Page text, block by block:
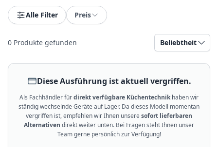
Alle Filter Preis
0 Produkte gefunden Beliebtheit
Diese Ausführung ist aktuell vergriffen.
Als Fachhändler fürdirekt verfügbare Küchentechnikhaben wir
ständig wechselnde Geräte auf Lager. Da dieses Modell momentan
vergriffen ist, empfehlen wir Ihnen unseresofort lieferbaren
Alternativen direkt weiter unten. Bei Fragen steht Ihnen unser
Team gerne persönlich zur Verfügung!